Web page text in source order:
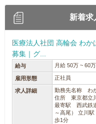
新着求
医療法人社団 高輪会 わ
募集｜グ...
給与 月給 50万 ~ 60
雇用形態 正社員
求人詳細
勤務先名称 わ
住所 東京都立
最寄駅 西武鉄
～高尾） 立川
歩1分